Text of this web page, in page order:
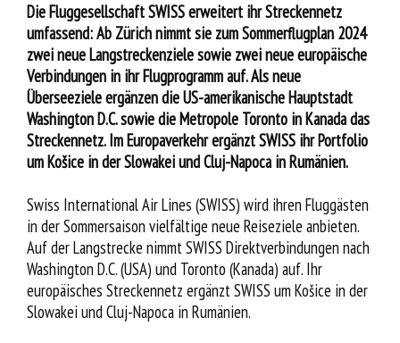
Die Fluggesellschaft SWISS erweitert ihr Streckennetz
umfassend: Ab Zürich nimmt sie zum Sommerflugplan 2024
zwei neue Langstreckenziele sowie zwei neue europäische
Verbindungen in ihr Flugprogramm auf. Als neue
Überseeziele ergänzen die US-amerikanische Hauptstadt
Washington D.C. sowie die Metropole Toronto in Kanada das
Streckennetz. Im Europaverkehr ergänzt SWISS ihr Portfolio
um Košice in der Slowakei und Cluj-Napoca in Rumänien.
Swiss International Air Lines (SWISS) wird ihren Fluggästen
in der Sommersaison vielfältige neue Reiseziele anbieten.
Auf der Langstrecke nimmt SWISS Direktverbindungen nach
Washington D.C. (USA) und Toronto (Kanada) auf. Ihr
europäisches Streckennetz ergänzt SWISS um Košice in der
Slowakei und Cluj-Napoca in Rumänien.